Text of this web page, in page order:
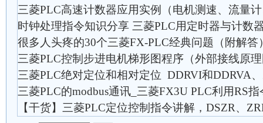
三菱PLC高速计数器应用实例（电机测速、流量
时钟处理指令知识分享 三菱PLC用定时器与计数
很多人头疼的30个三菱FX-PLC经典问题（附解答
三菱PLC控制步进电机梯形图程序（外部接线原
三菱PLC绝对定位和相对定位 DDRVI和DDRVA
三菱PLC的modbus通讯_三菱FX3U PLC利用RS
【干货】三菱PLC定位控制指令讲解，DSZR、